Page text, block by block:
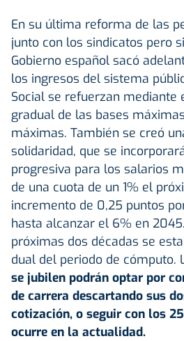
En su última reforma de las
junto con los sindicatos pero
Gobierno español sacó
los ingresos del sistema
Social se refuerzan mediante
gradual de las bases
máximas. También se creó
solidaridad, que se
progresiva para los salarios
de una cuota de un 1% el
incremento de 0,25 puntos
hasta alcanzar el 6% en
próximas dos décadas se
dual del periodo de cómputo.
se jubilen podrán optar por
de carrera descartando sus
cotización, o seguir con los
ocurre en la actualidad.